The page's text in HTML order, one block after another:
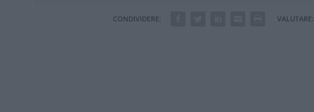
CONDIVIDERE: VALUTARE: